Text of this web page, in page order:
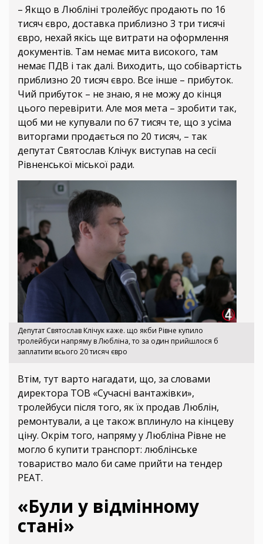
– Якщо в Любліні тролейбус продають по 16
тисяч євро, доставка приблизно 3 три тисячі
євро, нехай якісь ще витрати на оформлення
документів. Там немає мита високого, там
немає ПДВ і так далі. Виходить, що собівартість
приблизно 20 тисяч євро. Все інше – прибуток.
Чий прибуток – не знаю, я не можу до кінця
цього перевірити. Але моя мета – зробити так,
щоб ми не купували по 67 тисяч те, що з усіма
виторгами продається по 20 тисяч, – так
депутат Святослав Клічук виступав на сесії
Рівненської міської ради.
Депутат Святослав Клічук каже. що якби Рівне купило
тролейбуси напряму в Любліна, то за один прийшлося б
заплатити всього 20 тисяч євро
Втім, тут варто нагадати, що, за словами
директора ТОВ «Сучасні вантажівки»,
тролейбуси після того, як їх продав Люблін,
ремонтували, а це також вплинуло на кінцеву
ціну. Окрім того, напряму у Любліна Рівне не
могло б купити транспорт: люблінське
товариство мало би саме прийти на тендер
РЕАТ.
«Були у відмінному
стані»